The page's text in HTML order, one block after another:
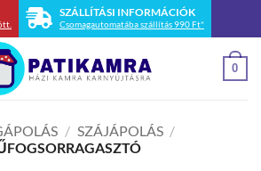
SZÁLLÍTÁSI INFORMÁCIÓK
Csomagautomatába szállítás 990 Ft*
0
/ SZÁJÁPOLÁS /